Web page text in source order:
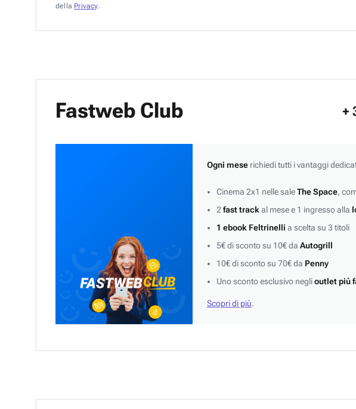
della Privacy.
Fastweb Club +
Ogni meserichiedi tutti i vantaggi
Cinema 2x1 nelle saleThe Space,
2 fast track al mese e 1 ingresso alla
1 ebook Feltrinelli a scelta su 3 titoli
5€ di sconto su 10€ da Autogrill
10€ di sconto su 70€ da Penny
Uno sconto esclusivo neglioutlet più
Scopri di più.